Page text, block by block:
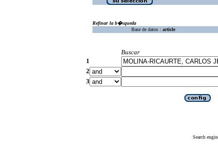
Refinar la b�squeda
Base de datos : article
Buscar
1
2
3
Search